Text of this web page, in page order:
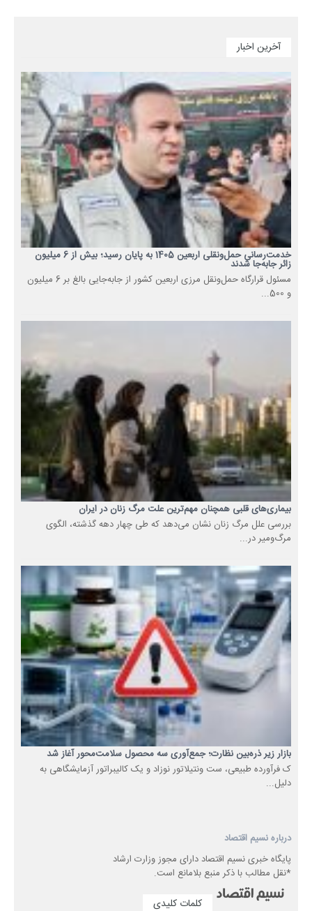
آخرین اخبار
خدمت‌رسانی حمل‌ونقلی اربعین 1405 به پایان رسید؛ بیش از 6 میلیون
زائر جابه‌جا شدند
مسئول قرارگاه حمل‌ونقل مرزی اربعین کشور از جابه‌جایی بالغ بر 6 میلیون
و 500...
بیماری‌های قلبی همچنان مهم‌ترین علت مرگ زنان در ایران
بررسی علل مرگ زنان نشان می‌دهد که طی چهار دهه گذشته، الگوی
مرگ‌ومیر در...
بازار زیر ذره‌بین نظارت؛ جمع‌آوری سه محصول سلامت‌محور آغاز شد
ک فرآورده طبیعی، ست ونتیلاتور نوزاد و یک کالیبراتور آزمایشگاهی به
دلیل...
درباره نسیم اقتصاد
پایگاه خبری نسیم اقتصاد دارای مجوز وزارت ارشاد
*نقل مطالب با ذکر منبع بلامانع است.
کلمات کلیدی